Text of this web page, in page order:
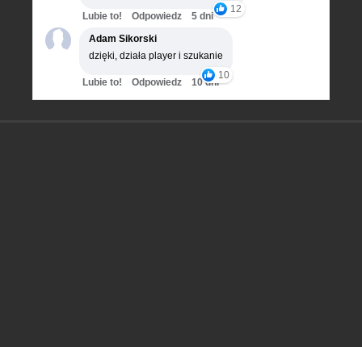
12
Lubie to! Odpowiedz
5 dni
Adam Sikorski
dzięki, działa player i szukanie
10
Lubie to! Odpowiedz 10 dni